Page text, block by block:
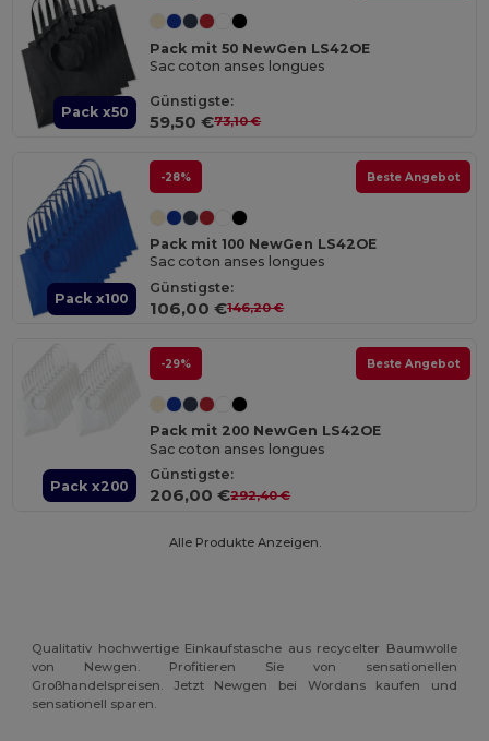
Pack x50
Pack mit 50 NewGen LS42OE
Sac coton anses longues
Günstigste:
59,50 €73,10 €
Pack x100
-28% Beste Angebot
Pack mit 100 NewGen LS42OE
Sac coton anses longues
Günstigste:
106,00 €146,20 €
Pack x200
-29% Beste Angebot
Pack mit 200 NewGen LS42OE
Sac coton anses longues
Günstigste:
206,00 €292,40 €
Alle Produkte Anzeigen.
Qualitativ hochwertige Einkaufstasche aus recycelter Baumwolle
von Newgen. Profitieren Sie von sensationellen
Großhandelspreisen. Jetzt Newgen bei Wordans kaufen und
sensationell sparen.